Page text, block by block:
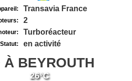
Transavia France
2
Turboréacteur
Statut: en activité
À BEYROUTH
26°C